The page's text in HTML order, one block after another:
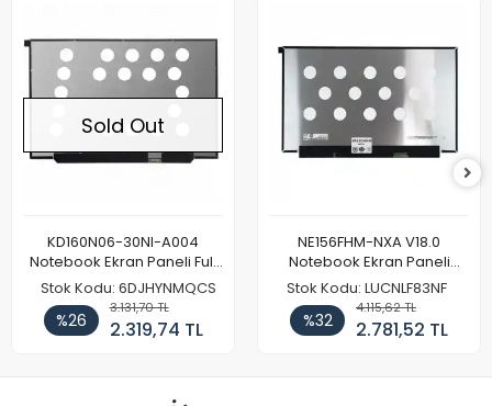
Sold Out
KD160N06-30NI-A004
Notebook Ekran Paneli Full
HD
Stok Kodu: 6DJHYNMQCS
%26
3.131,70 TL
2.319,74 TL
NE156FHM-NXA V18.0
Notebook Ekran Paneli
144Hz
Stok Kodu: LUCNLF83NF
%32
4.115,62 TL
2.781,52 TL